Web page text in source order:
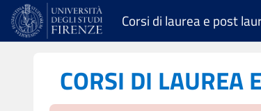
Vai al contenuto principale
Corsi di laurea e post
CORSI DI LAUREA